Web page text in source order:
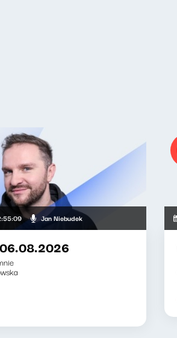
Jan Niebudek